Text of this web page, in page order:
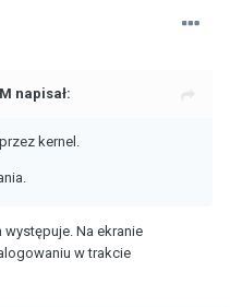
napisał:
kernel.
Na ekranie
w trakcie